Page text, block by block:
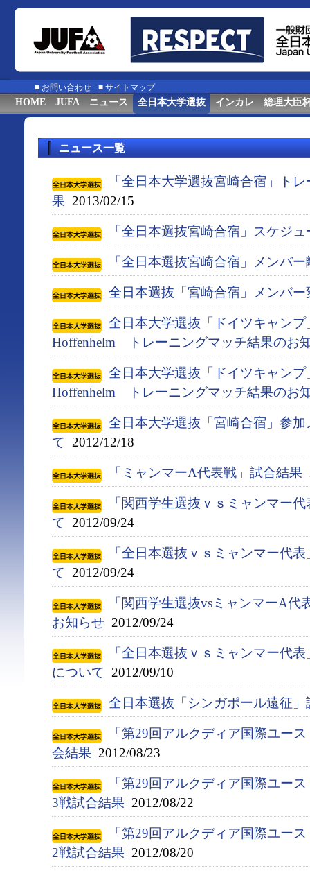
■ お問い合わせ ■ サイトマップ
HOME JUFA ニュース 全日本大学選抜 インカレ 総理大臣
ニュース一覧
「全日本大学選抜宮崎合宿」ト
果 2013/02/15
「全日本選抜宮崎合宿」スケジ
「全日本選抜宮崎合宿」メンバ
全日本選抜「宮崎合宿」メンバ
全日本大学選抜「ドイツキャンプ
Hoffenhelm トレーニングマッチ結果のお
全日本大学選抜「ドイツキャンプ
Hoffenhelm トレーニングマッチ結果のお
全日本大学選抜「宮崎合宿」参
て 2012/12/18
「ミャンマーA代表戦」試合結果
「関西学生選抜ｖｓミャンマー
て 2012/09/24
「全日本選抜ｖｓミャンマー代
て 2012/09/24
「関西学生選抜vsミャンマーA
お知らせ 2012/09/24
「全日本選抜ｖｓミャンマー代
について 2012/09/10
全日本選抜「シンガポール遠征」
「第29回アルクディア国際ユー
会結果 2012/08/23
「第29回アルクディア国際ユー
3戦試合結果 2012/08/22
「第29回アルクディア国際ユー
2戦試合結果 2012/08/20